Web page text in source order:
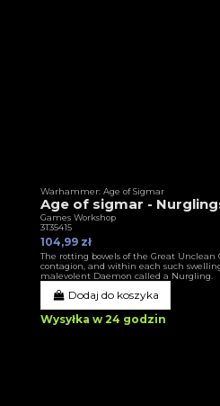
Warhammer: Age of Sigmar
Age of sigmar -
Games Workshop
3T35415
104,99 zł
The rotting bowels of the Great Unclean
contagion, and within each such
malevolent Daemon called a Nurgling.
Dodaj do koszyka
Wysyłka w 24 godzin